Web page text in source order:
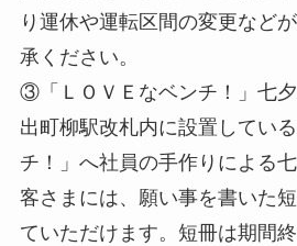
り運休や運転区間の変更など
承ください。
③「ＬＯＶＥなベンチ！」七
出町柳駅改札内に設置してい
チ！」へ社員の手作りによる
客さまには、願い事を書いた
ていただけます。短冊は期間